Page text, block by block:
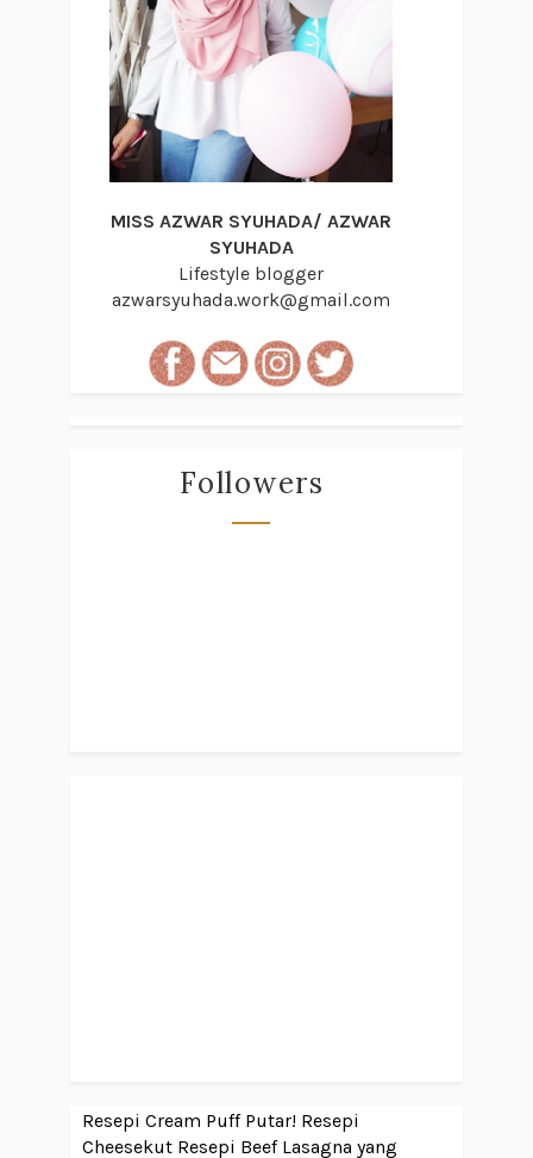
MISS AZWAR SYUHADA/ AZWAR
SYUHADA
Lifestyle blogger
azwarsyuhada.work@gmail.com
Followers
Resepi Cream Puff Putar! Resepi
Cheesekut Resepi Beef Lasagna yang